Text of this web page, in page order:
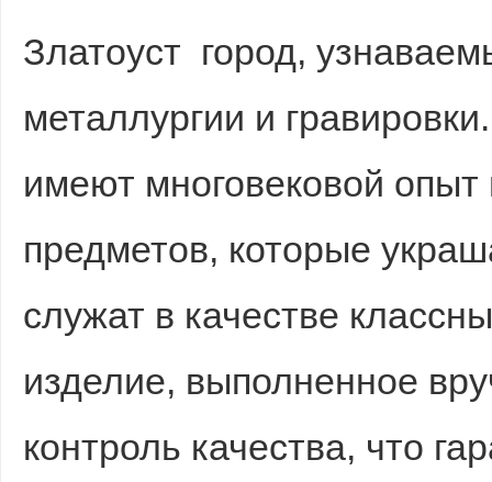
Златоуст город,
металлургии и
имеют многовековой опыт
предметов, которые
служат в качестве
изделие, выполненное
контроль качества, что